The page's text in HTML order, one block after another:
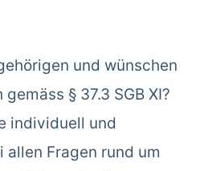
und wünschen
§ 37.3 SGB XI?
individuell und
Fragen rund um